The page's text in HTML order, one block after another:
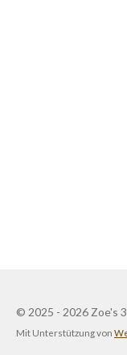
© 2025 - 2026 Zoe's
Mit Unterstützung von